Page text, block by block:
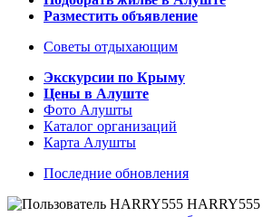
Разместить объявление
Советы отдыхающим
Экскурсии по Крыму
Цены в Алуште
Фото Алушты
Каталог организаций
Карта Алушты
Последние обновления
HARRY555